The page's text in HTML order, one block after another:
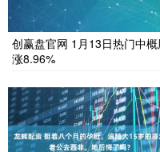
创赢盘官网 1月13日热门中
涨8.96%